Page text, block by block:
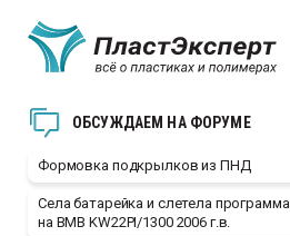
ОБСУЖДАЕМ НА ФОРУМЕ
Формовка подкрылков из ПНД
Села батарейка и слетела программа
на BMB KW22PI/1300 2006 г.в.